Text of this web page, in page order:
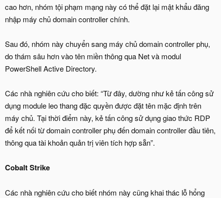
cao hơn, nhóm tội phạm mạng này có thể đặt lại mật khẩu đăng
nhập máy chủ domain controller chính.
Sau đó, nhóm này chuyển sang máy chủ domain controller phụ,
do thám sâu hơn vào tên miền thông qua Net và modul
PowerShell Active Directory.
Các nhà nghiên cứu cho biết: “Từ đây, dường như kẻ tấn công sử
dụng module leo thang đặc quyền được đặt tên mặc định trên
máy chủ. Tại thời điểm này, kẻ tấn công sử dụng giao thức RDP
để kết nối từ domain controller phụ đến domain controller đầu tiên,
thông qua tài khoản quản trị viên tích hợp sẵn”.
Cobalt Strike
Các nhà nghiên cứu cho biết nhóm này cũng khai thác lỗ hổng